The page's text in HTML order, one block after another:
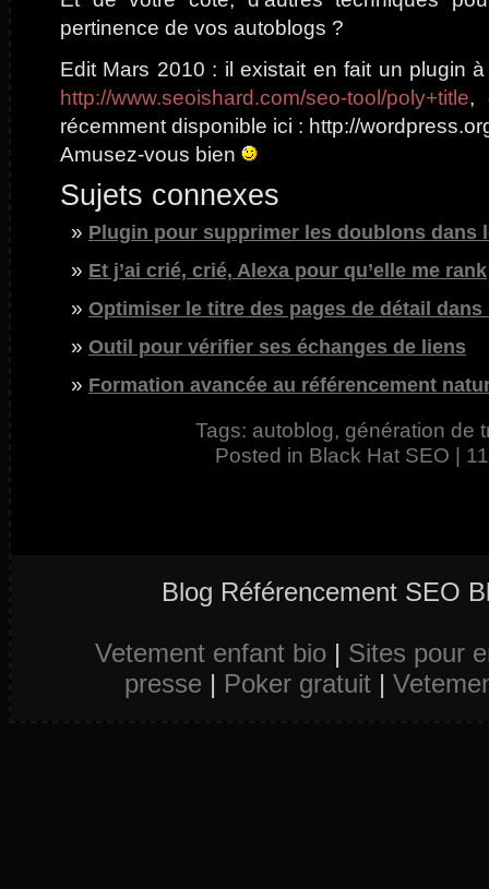
pertinence de vos autoblogs ?
Edit Mars 2010 : il existait en fait un plugin
http://www.seoishard.com/seo-tool/poly+title,
récemment disponible ici : http://
Amusez-vous bien
Sujets connexes
Plugin pour supprimer les doublons dans
Et j’ai crié, crié, Alexa pour qu’elle me rank
Optimiser le titre des pages de détail dans
Outil pour vérifier ses échanges de liens
Formation avancée au référencement
Tags: autoblog, génération de
Posted in Black Hat SEO |
Blog Référencement SEO
Vetement enfant bio | Sites pour
presse | Poker gratuit |